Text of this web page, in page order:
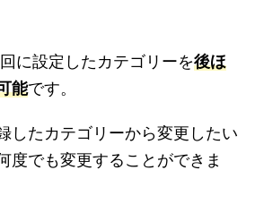
に設定したカテゴリーを後ほ
能です。
したカテゴリーから変更したい
度でも変更することができま